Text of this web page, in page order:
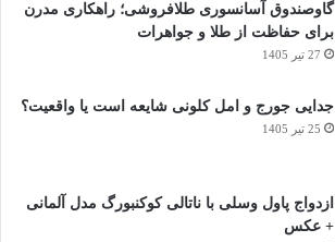
گاوصندوق آسانسوری طلافروشی؛ راهکاری مدرن
برای حفاظت از طلا و جواهرات
27 تیر 1405
جدایی جورج و امل کلونی شایعه است یا واقعیت؟
25 تیر 1405
ازدواج پاول وسلی با ناتالی کوکنبورگ مدل آلمانی
+ عکس